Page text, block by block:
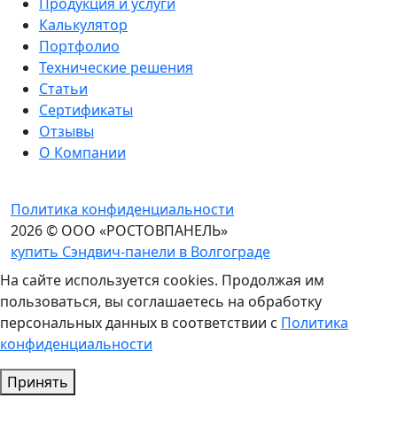
Продукция и услуги
Калькулятор
Портфолио
Технические решения
Статьи
Сертификаты
Отзывы
О Компании
2026 © ООО «РОСТОВПАНЕЛЬ»
купить Сэндвич-панели в Волгограде
Политика конфиденциальности
На сайте используется cookies. Продолжая им
пользоваться, вы соглашаетесь на обработку
персональных данных в соответствии с Политика
конфиденциальности
Принять